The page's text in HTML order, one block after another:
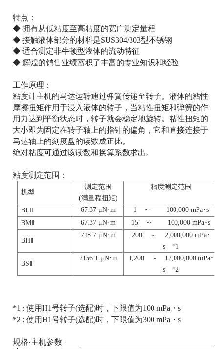
特点：
◆ 拥有从低粘度至高粘度的宽广测定量程
◆ 接触液体部分的材料是SUS304/303型不锈钢
◆ 适合测定非牛顿型液体的流动特征
◆ 辉煌的销售业绩蓄积了丰富的专业知识和经验
工作原理：
粘度计主机的马达运转通过弹簧传递至转子。液体的粘性
摩擦扭矩作用于浸入液体的转子，当粘性扭矩和弹簧的作
用力达到平衡状态时，转子就会稳定地旋转。粘性扭矩的
大小即为固定在转子轴上的指针的偏角，它和直接连接于
马达轴上的刻度盘的读数成正比。
绝对粘度可通过该读数和换算系数求出。
粘度测定范围：
机型
测定范围
(满量程扭矩)
粘度测定范围
BLⅡ 67.37 μN･m
1 ～ 100,000 mPa･s
BMⅡ
67.37 μN･m 15 ～ 100,000 mPa･s
BHⅡ
718.7 μN･m
200 ～ 2,000,000 mPa･
s *1
BSⅡ
2156.1 μN･m
1,200 ～ 12,000,000 mPa･
s *2
*1 : 使用H1号转子(选配)时，下限值为100 mPa・s
*2 : 使用H1号转子(选配)时，下限值为300 mPa・s
规格·主机参数：